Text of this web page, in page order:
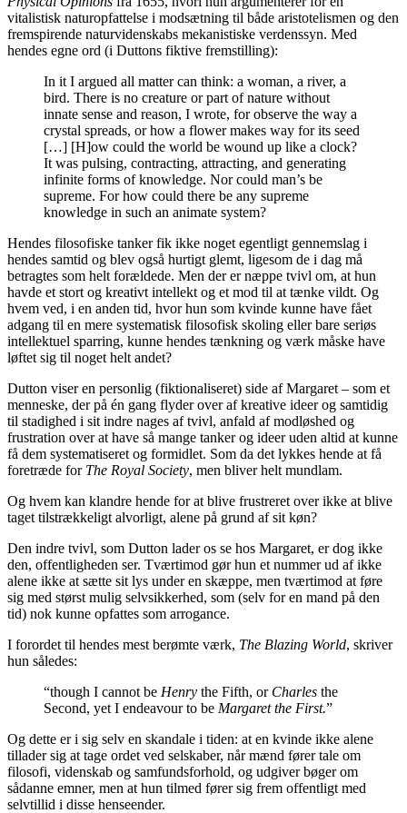
vitalistisk naturopfattelse i modsætning til både aristotelismen og den
fremspirende naturvidenskabs mekanistiske verdenssyn. Med
hendes egne ord (i Duttons fiktive fremstilling):
In it I argued all matter can think: a woman, a river, a
bird. There is no creature or part of nature without
innate sense and reason, I wrote, for observe the way a
crystal spreads, or how a flower makes way for its seed
[…] [H]ow could the world be wound up like a clock?
It was pulsing, contracting, attracting, and generating
infinite forms of knowledge. Nor could man’s be
supreme. For how could there be any supreme
knowledge in such an animate system?
Hendes filosofiske tanker fik ikke noget egentligt gennemslag i
hendes samtid og blev også hurtigt glemt, ligesom de i dag må
betragtes som helt forældede. Men der er næppe tvivl om, at hun
havde et stort og kreativt intellekt og et mod til at tænke vildt. Og
hvem ved, i en anden tid, hvor hun som kvinde kunne have fået
adgang til en mere systematisk filosofisk skoling eller bare seriøs
intellektuel sparring, kunne hendes tænkning og værk måske have
løftet sig til noget helt andet?
Dutton viser en personlig (fiktionaliseret) side af Margaret – som et
menneske, der på én gang flyder over af kreative ideer og samtidig
til stadighed i sit indre nages af tvivl, anfald af modløshed og
frustration over at have så mange tanker og ideer uden altid at kunne
få dem systematiseret og formidlet. Som da det lykkes hende at få
foretræde for The Royal Society, men bliver helt mundlam.
Og hvem kan klandre hende for at blive frustreret over ikke at blive
taget tilstrækkeligt alvorligt, alene på grund af sit køn?
Den indre tvivl, som Dutton lader os se hos Margaret, er dog ikke
den, offentligheden ser. Tværtimod gør hun et nummer ud af ikke
alene ikke at sætte sit lys under en skæppe, men tværtimod at føre
sig med størst mulig selvsikkerhed, som (selv for en mand på den
tid) nok kunne opfattes som arrogance.
I forordet til hendes mest berømte værk, The Blazing World, skriver
hun således:
“though I cannot be Henry the Fifth, or Charles the
Second, yet I endeavour to be Margaret the First.”
Og dette er i sig selv en skandale i tiden: at en kvinde ikke alene
tillader sig at tage ordet ved selskaber, når mænd fører tale om
filosofi, videnskab og samfundsforhold, og udgiver bøger om
sådanne emner, men at hun tilmed fører sig frem offentligt med
selvtillid i disse henseender.